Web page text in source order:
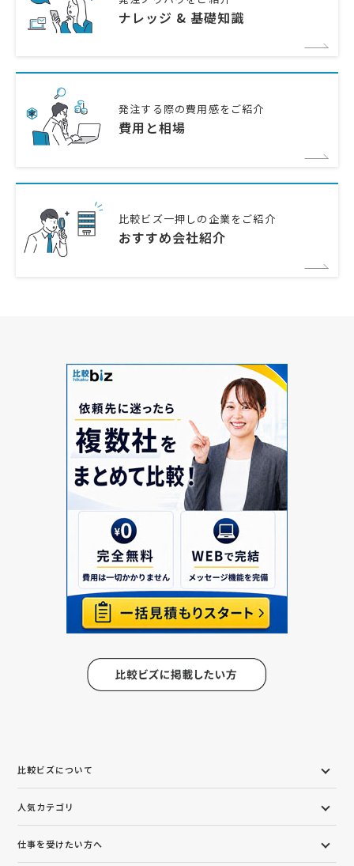
ナレッジ & 基礎知識
発注する際の費用感をご紹介
費用と相場
比較ビズ一押しの企業をご紹介
おすすめ会社紹介
比較ビズについて
人気カテゴリ
仕事を受けたい方へ